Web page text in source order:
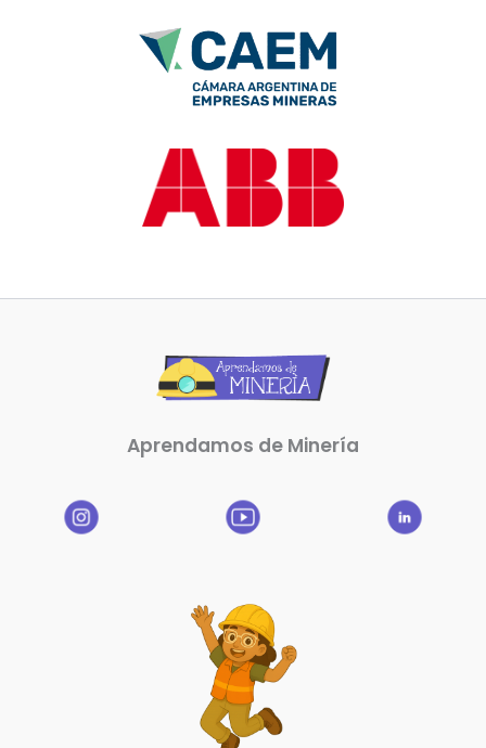
Aprendamos de Minería